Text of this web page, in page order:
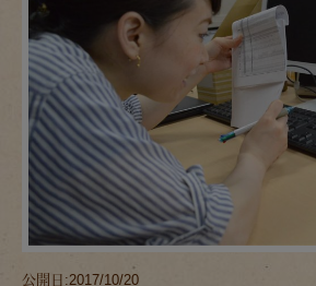
公開日:2017/10/20